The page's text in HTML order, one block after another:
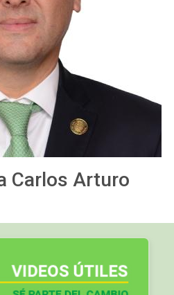
Carlos Arturo